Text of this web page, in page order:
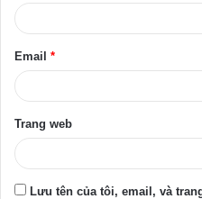
Email *
Trang web
Lưu tên của tôi, email, và